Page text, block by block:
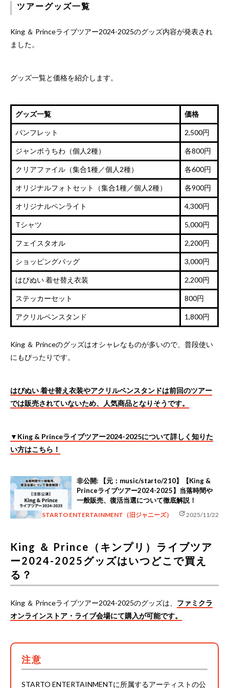
ツアーグッズ一覧
King ＆ Princeライブツアー2024-2025のグッズ内容が発表され
ました。
グッズ一覧と価格を紹介します。
グッズ一覧 価格
パンフレット 2,500円
ジャンボうちわ（個人2種） 各800円
クリアファイル（集合1種／個人2種） 各600円
オリジナルフォトセット（集合1種／個人2種） 各900円
オリジナルペンライト 4,300円
Tシャツ 5,000円
フェイスタオル 2,200円
ショッピングバッグ 3,000円
はぴぬい 着せ替え衣装 2,200円
ステッカーセット 800円
アクリルペンスタンド 1,800円
King ＆ Princeのグッズはオシャレなものが多いので、普段使い
にもぴったりです。
はぴぬい 着せ替え衣装やアクリルペンスタンドは前回のツアー
では販売されていないため、人気商品となりそうです。
▼King & Princeライブツアー2024-2025について詳しく知りた
い方はこちら！
非公開: 【元：music/starto/210】【King &
Princeライブツアー2024-2025】当落時間や
一般販売、復活当選について徹底解説！
STARTO ENTERTAINMENT（旧ジャニーズ） update2025/11/22
King ＆ Prince（キンプリ）ライブツア
ー2024-2025グッズはいつどこで買え
る？
King ＆ Princeライブツアー2024-2025のグッズは、 ファミクラ
オンラインストア・ライブ会場にて購入が可能です。
注意
STARTO ENTERTAINMENTに所属するアーティストの公